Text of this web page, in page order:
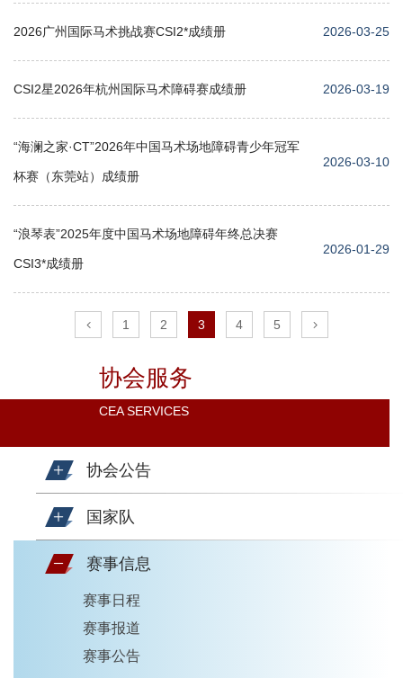
协会服务
CEA SERVICES
协会公告
国家队
赛事信息
赛事日程
赛事报道
赛事公告
2026广州国际马术挑战赛CSI2*成绩册 2026-03-25
CSI2星2026年杭州国际马术障碍赛成绩册 2026-03-19
“海澜之家·CT”2026年中国马术场地障碍青少年冠军
杯赛（东莞站）成绩册
2026-03-10
“浪琴表”2025年度中国马术场地障碍年终总决赛
CSI3*成绩册
2026-01-29
1 2 3 4 5